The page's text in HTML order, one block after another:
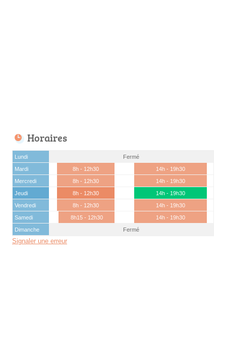
Horaires
Lundi
Fermé
Mardi
8h - 12h30
14h - 19h30
Mercredi
8h - 12h30
14h - 19h30
Jeudi
8h - 12h30
14h - 19h30
Vendredi
8h - 12h30
14h - 19h30
Samedi
8h15 - 12h30
14h - 19h30
Dimanche
Fermé
Signaler une erreur